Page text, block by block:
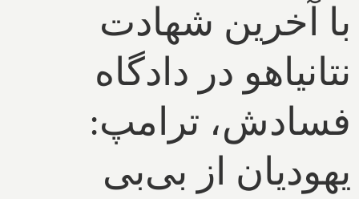
با آخرین شهادت
نتانیاهو در دادگاه
فسادش، ترامپ:
یهودیان از بی‌بی